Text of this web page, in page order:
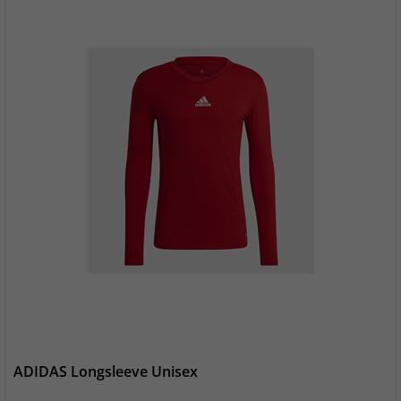
ADIDAS Longsleeve Unisex